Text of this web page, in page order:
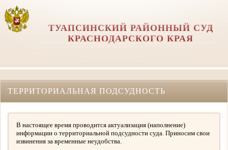
ТУАПСИНСКИЙ РАЙОННЫЙ СУД
КРАСНОДАРСКОГО КРАЯ
ТЕРРИТОРИАЛЬНАЯ ПОДСУДНОСТЬ
В настоящее время проводится актуализация (наполнение)
информации о территориальной подсудности суда. Приносим свои
извинения за временные неудобства.